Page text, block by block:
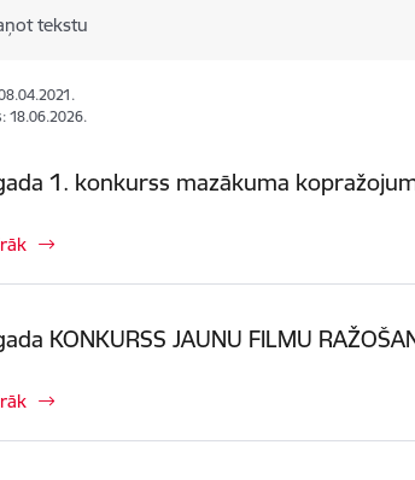
tekstu
18.06.2026.
1. konkurss mazākuma
KONKURSS JAUNU FILMU